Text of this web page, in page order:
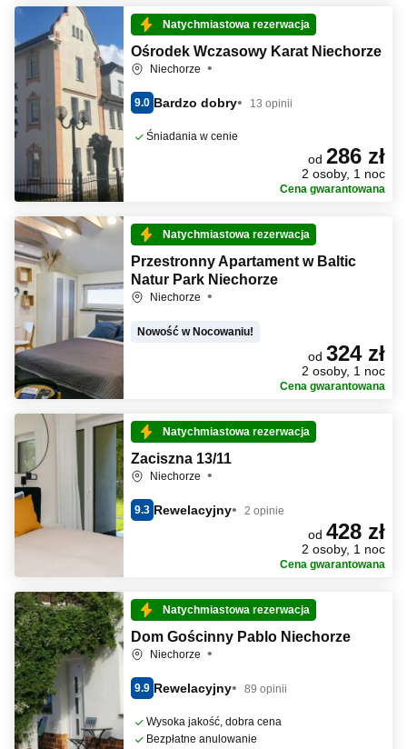
Natychmiastowa rezerwacja
Ośrodek Wczasowy Karat Niechorze
Niechorze
9.0 Bardzo dobry 13 opinii
Śniadania w cenie
od 286 zł
2 osoby, 1 noc
Cena gwarantowana
Natychmiastowa rezerwacja
Przestronny Apartament w Baltic
Natur Park Niechorze
Niechorze
Nowość w Nocowaniu!
od 324 zł
2 osoby, 1 noc
Cena gwarantowana
Natychmiastowa rezerwacja
Zaciszna 13/11
Niechorze
9.3 Rewelacyjny 2 opinie
od 428 zł
2 osoby, 1 noc
Cena gwarantowana
Natychmiastowa rezerwacja
Dom Gościnny Pablo Niechorze
Niechorze
9.9 Rewelacyjny 89 opinii
Wysoka jakość, dobra cena
Bezpłatne anulowanie